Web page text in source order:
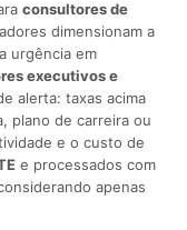
consultores de
dimensionam a
urgência em
executivos e
alerta: taxas acima
plano de carreira ou
e o custo de
e processados com
apenas